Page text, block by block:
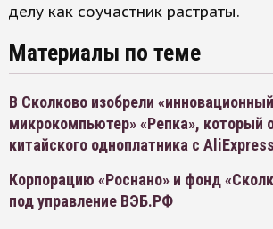
делу как соучастник растраты.
Материалы по теме
В Сколково изобрели «инновационный
микрокомпьютер» «Репка», который
китайского одноплатника с AliExpress
Корпорацию «Роснано» и фонд
под управление ВЭБ.РФ